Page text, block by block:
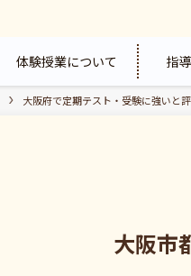
体験授業について 指
大阪府で定期テスト・受験に強いと
大阪市